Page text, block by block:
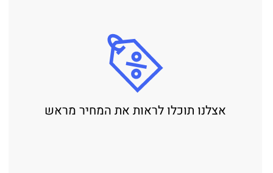
אצלנו תוכלו לראות את המחיר מראש